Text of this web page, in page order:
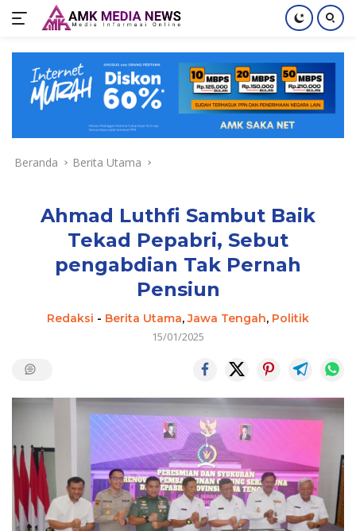
konten
Beranda Berita Utama
Ahmad Luthfi Sambut Baik
Tekad Pepabri, Sebut
pengabdian Tak Pernah
Pensiun
Redaksi - Berita Utama,Jawa Tengah, Politik
15/01/2025